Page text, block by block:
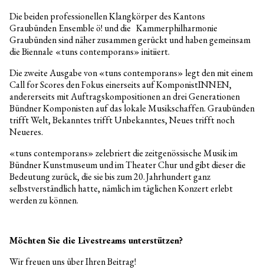
Die beiden professionellen Klangkörper des Kantons
Graubünden Ensemble ö! und die Kammerphilharmonie
Graubünden sind näher zusammen gerückt und haben gemeinsam
die Biennale «tuns contemporans» initiiert.
Die zweite Ausgabe von «tuns contemporans» legt den mit einem
Call for Scores den Fokus einerseits auf KomponistINNEN,
andererseits mit Auftragskompositionen an drei Generationen
Bündner Komponisten auf das lokale Musikschaffen. Graubünden
trifft Welt, Bekanntes trifft Unbekanntes, Neues trifft noch
Neueres.
«tuns contemporans» zelebriert die zeitgenössische Musik im
Bündner Kunstmuseum und im Theater Chur und gibt dieser die
Bedeutung zurück, die sie bis zum 20. Jahrhundert ganz
selbstverständlich hatte, nämlich im täglichen Konzert erlebt
werden zu können.
Möchten Sie die Livestreams unterstützen?
Wir freuen uns über Ihren Beitrag!